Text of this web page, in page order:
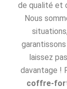
de qualité et
Nous
laissez
davantage !
coffre-